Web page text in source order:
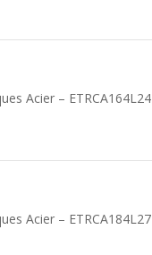
Acier – ETRCA164L24
Acier – ETRCA184L27